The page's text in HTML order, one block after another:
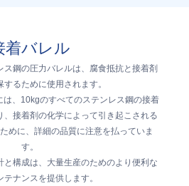
着バレル
鋼の圧力バレルは、腐食抵抗と接着剤
するために使用されます。
、10kgのすべてのステンレス鋼の接着
、接着剤の化学によって引き起こされる
めに、詳細の品質に注意を払っていま
す。
と構成は、大量生産のためのより便利な
テナンスを提供します。